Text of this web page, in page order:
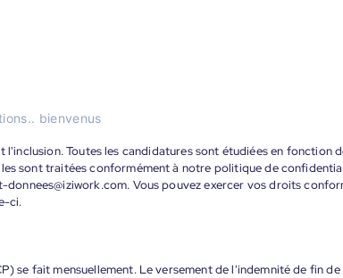
bienvenus
Toutes les candidatures sont étudiées en fonction
sont traitées conformément à notre politique de
Vous pouvez exercer vos droits
ci.
se fait mensuellement. Le versement de l'indemnité de fin de